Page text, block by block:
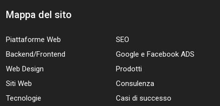
Mappa del sito
Piattaforme Web
Backend/Frontend
Web Design
Siti Web
Tecnologie
SEO
Google e Facebook ADS
Prodotti
Consulenza
Casi di successo